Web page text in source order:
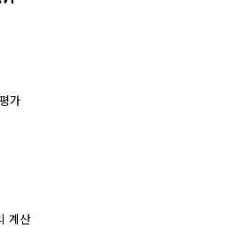
평가
계산